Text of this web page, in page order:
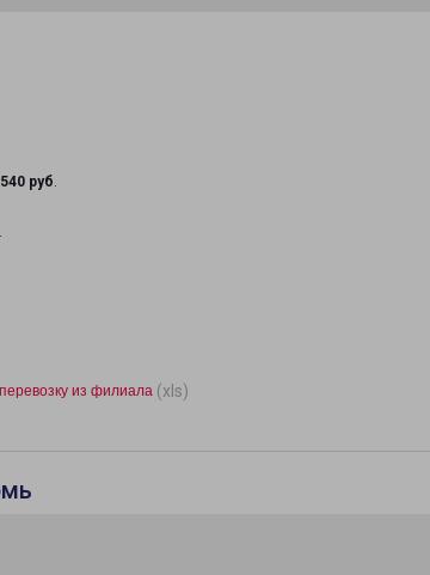
540 руб.
из филиала (xls)